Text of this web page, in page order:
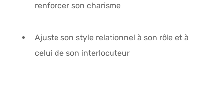
renforcer son charisme
Ajuste son style relationnel à son rôle et à
celui de son interlocuteur